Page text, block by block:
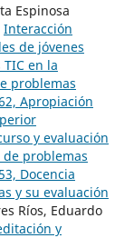
Espinosa
Interacción
de jóvenes
en la
problemas
Apropiación
y evaluación
de problemas
Docencia
y su evaluación
Ríos, Eduardo
y